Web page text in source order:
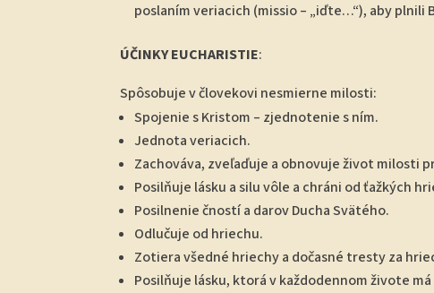
poslaním veriacich (missio – „iďte…“), aby plnili
ÚČINKYEUCHARISTIE:
Spôsobuje v človekovi nesmierne milosti:
Spojenie s Kristom – zjednotenie s ním.
Jednota veriacich.
Zachováva, zveľaďuje a obnovuje život milosti
Posilňuje lásku a silu vôle a chráni od ťažkých
Posilnenie čností a darov Ducha Svätého.
Odlučuje od hriechu.
Zotiera všedné hriechy a dočasné tresty za
Posilňuje lásku, ktorá v každodennom živote